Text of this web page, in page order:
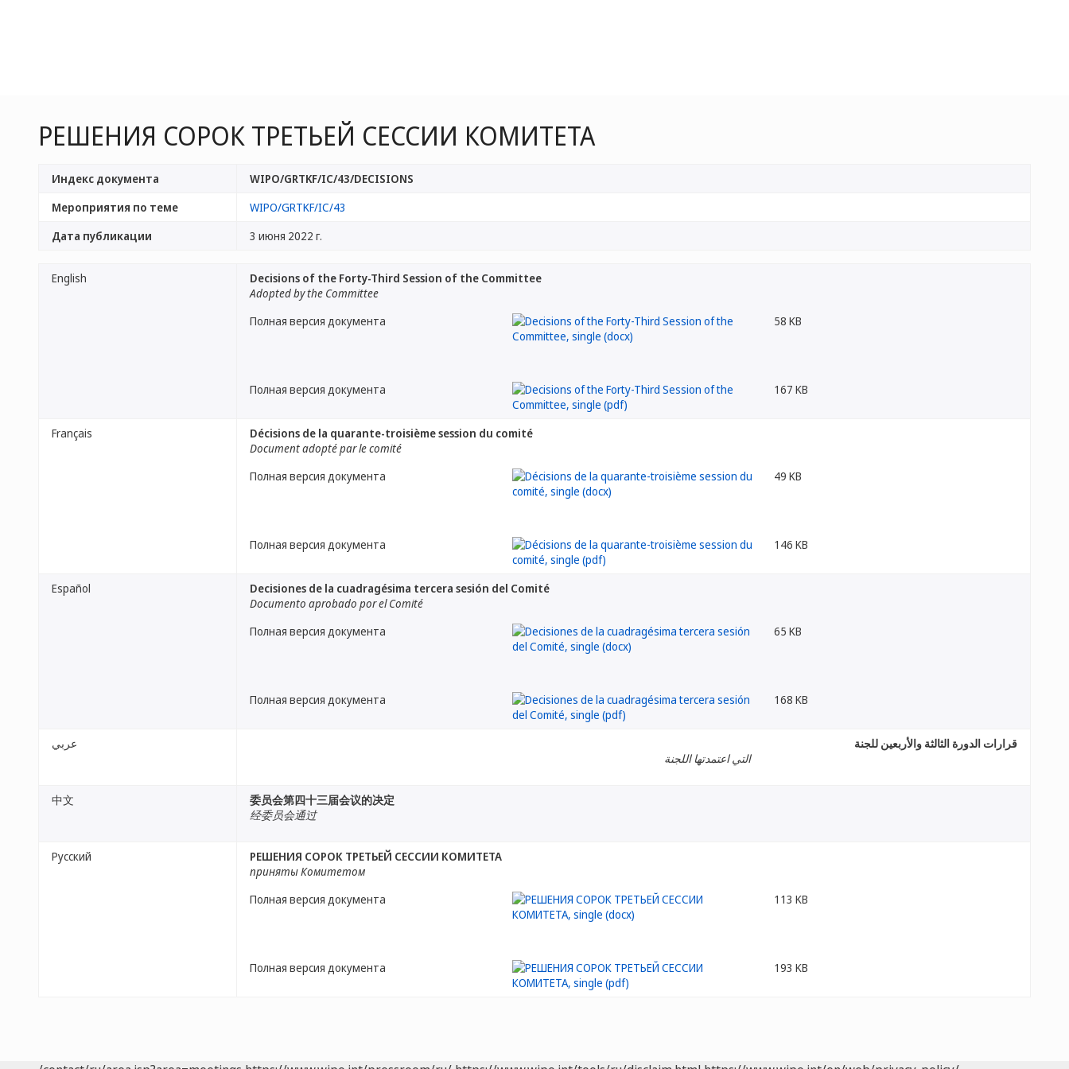
РЕШЕНИЯ СОРОК ТРЕТЬЕЙ СЕССИИ КОМИТЕТА
Индекс документа
WIPO/GRTKF/IC/43/DECISIONS
Мероприятия по теме
WIPO/GRTKF/IC/43
Дата публикации
3 июня 2022 г.
English
Decisions of the Forty-Third Session of the Committee
Adopted by the Committee
Полная версия документа
58 KB
Полная версия документа 167 KB
Français
Décisions de la quarante-troisième session du comité
Document adopté par le comité
Полная версия документа
49 KB
Полная версия документа 146 KB
Español
Decisiones de la cuadragésima tercera sesión del Comité
Documento aprobado por el Comité
Полная версия документа
65 KB
Полная версия документа 168 KB
عربي
قرارات الدورة الثالثة والأربعين للجنة
التي اعتمدتها اللجنة
中文
委员会第四十三届会议的决定
经委员会通过
Русский
РЕШЕНИЯ СОРОК ТРЕТЬЕЙ СЕССИИ КОМИТЕТА
приняты Комитетом
Полная версия документа
113 KB
Полная версия документа 193 KB